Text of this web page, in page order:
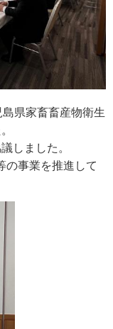
県家畜畜産物衛⽣
しました。
の事業を推進して